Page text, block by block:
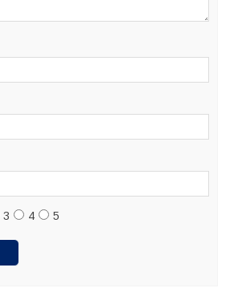
3 4 5